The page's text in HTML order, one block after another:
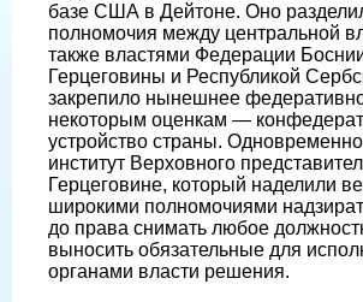
базе США в Дейтоне. Оно
полномочия между центральной
также властями Федерации
Герцеговины и Республикой
закрепило нынешнее
некоторым оценкам —
устройство страны.
институт Верховного
Герцеговине, который наделили
широкими полномочиями
до права снимать любое
выносить обязательные для
органами власти решения.